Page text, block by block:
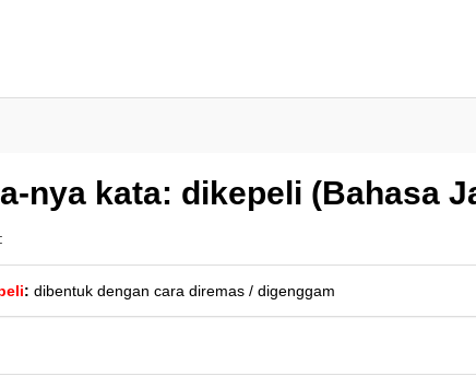
nya kata: dikepeli (Bahasa
:
: dibentuk dengan cara diremas / digenggam